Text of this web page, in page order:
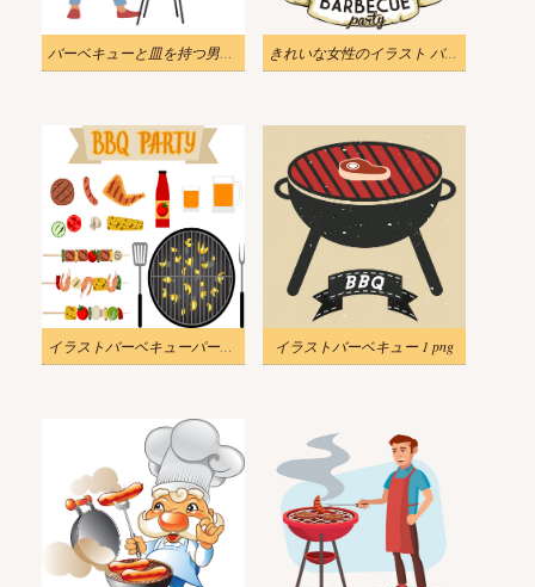
バーベキューと皿を持つ男のイラストpng きれいな女性のイラスト バーベキュー ラベル png 透明
イラストバーベキューパーティーpng イラストバーベキュー 1 png